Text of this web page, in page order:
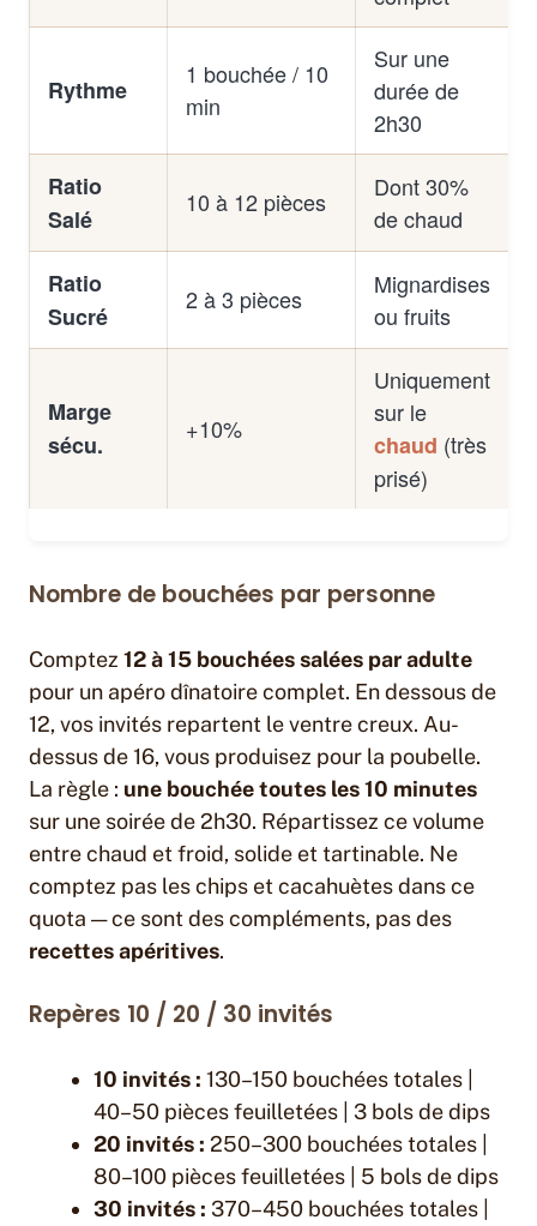
Rythme
1 bouchée / 10
min
Sur une
durée de
2h30
Ratio
Salé
10 à 12 pièces
Dont 30%
de chaud
Ratio
Sucré
2 à 3 pièces
Mignardises
ou fruits
Marge
sécu.
+10%
Uniquement
sur le
chaud (très
prisé)
Nombre de bouchées par personne
Comptez 12 à 15 bouchées salées par adulte
pour un apéro dînatoire complet. En dessous de
12, vos invités repartent le ventre creux. Au-
dessus de 16, vous produisez pour la poubelle.
La règle : une bouchée toutes les 10 minutes
sur une soirée de 2h30. Répartissez ce volume
entre chaud et froid, solide et tartinable. Ne
comptez pas les chips et cacahuètes dans ce
quota — ce sont des compléments, pas des
recettes apéritives.
Repères 10 / 20 / 30 invités
10 invités : 130–150 bouchées totales |
40–50 pièces feuilletées | 3 bols de dips
20 invités : 250–300 bouchées totales |
80–100 pièces feuilletées | 5 bols de dips
30 invités : 370–450 bouchées totales |